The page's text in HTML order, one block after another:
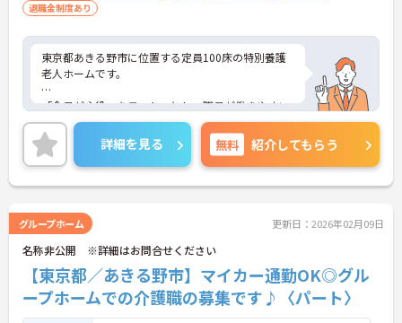
退職金制度あり
東京都あきる野市に位置する定員100床の特別養護
老人ホームです。
「全員が主役」をモットーとし、職員が働きやすい
職場づくりにも力合を入れています。
残業も少なく、メリハリつけてご就業いただけま
す。
に詳細をお話しいたしますのでお気軽にご相談くだ
さい！
詳細を見る 無料 紹介してもらう
グループホーム 更新日：2026年02月09日
名称非公開 ※詳細はお問合せください
【東京都／あきる野市】マイカー通勤OK◎グル
ープホームでの介護職の募集です♪〈パート〉